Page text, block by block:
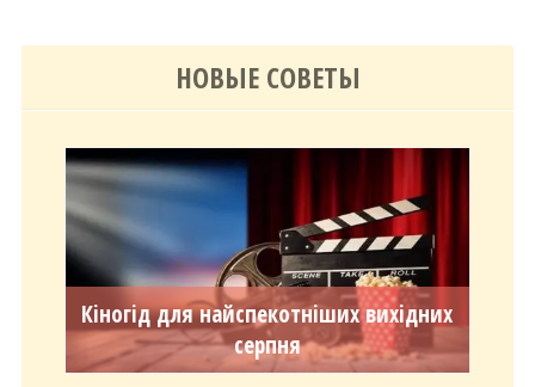
НОВЫЕ СОВЕТЫ
Кіногід для найспекотніших вихідних
серпня